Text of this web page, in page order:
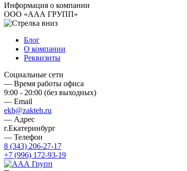
Информация о компании
ООО «ААА ГРУПП»
Блог
О компании
Реквизиты
Социальные сети
— Время работы офиса
9:00 - 20:00 (без выходных)
— Email
ekb@zakteh.ru
— Адрес
г.Екатеринбург
— Телефон
8 (343) 206-27-17
+7 (996) 172-93-19